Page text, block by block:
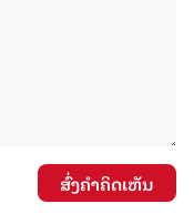
ສົ່ງຄໍາຄິດເຫັນ